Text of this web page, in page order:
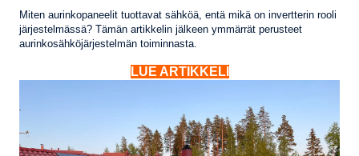
Miten aurinkopaneelit tuottavat sähköä, entä mikä on invertterin rooli
järjestelmässä? Tämän artikkelin jälkeen ymmärrät perusteet
aurinkosähköjärjestelmän toiminnasta.
LUE ARTIKKELI